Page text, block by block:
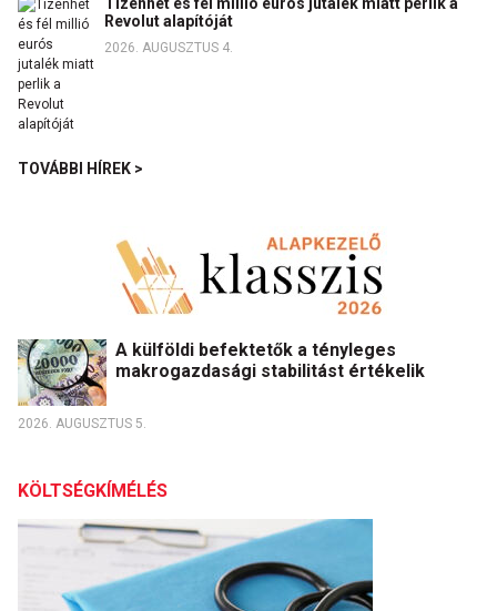
Tizenhét és fél millió eurós jutalék miatt perlik a
Revolut alapítóját
2026. AUGUSZTUS 4.
TOVÁBBI HÍREK >
A külföldi befektetők a tényleges
makrogazdasági stabilitást értékelik
2026. AUGUSZTUS 5.
KÖLTSÉGKÍMÉLÉS